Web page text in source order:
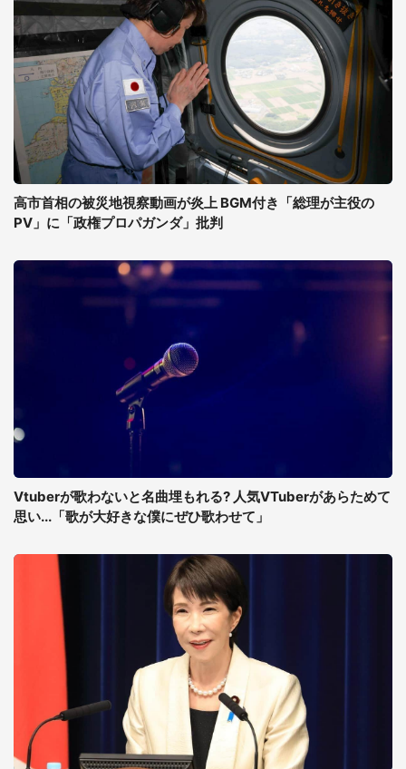
高市首相の被災地視察動画が炎上 BGM付き「総理が主役の
PV」に「政権プロパガンダ」批判
Vtuberが歌わないと名曲埋もれる? 人気VTuberがあらためて
思い...「歌が大好きな僕にぜひ歌わせて」